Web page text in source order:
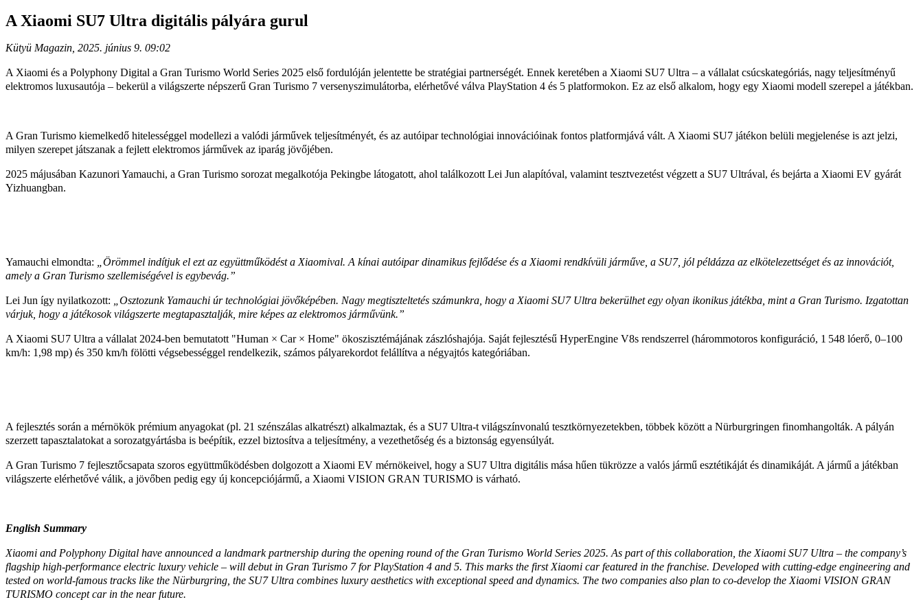
A Xiaomi SU7 Ultra digitális pályára gurul
Kütyü Magazin, 2025. június 9. 09:02
A Xiaomi és a Polyphony Digital a Gran Turismo World Series 2025 első fordulóján jelentette be stratégiai partnerségét. Ennek keretében a Xiaomi SU7 Ultra – a vállalat csúcskategóriás, nagy teljesítményű
elektromos luxusautója – bekerül a világszerte népszerű Gran Turismo 7 versenyszimulátorba, elérhetővé válva PlayStation 4 és 5 platformokon. Ez az első alkalom, hogy egy Xiaomi modell szerepel a játékban.
A Gran Turismo kiemelkedő hitelességgel modellezi a valódi járművek teljesítményét, és az autóipar technológiai innovációinak fontos platformjává vált. A Xiaomi SU7 játékon belüli megjelenése is azt jelzi,
milyen szerepet játszanak a fejlett elektromos járművek az iparág jövőjében.
2025 májusában Kazunori Yamauchi, a Gran Turismo sorozat megalkotója Pekingbe látogatott, ahol találkozott Lei Jun alapítóval, valamint tesztvezetést végzett a SU7 Ultrával, és bejárta a Xiaomi EV gyárát
Yizhuangban.
Yamauchi elmondta:
„Örömmel indítjuk el ezt az együttműködést a Xiaomival. A kínai autóipar dinamikus fejlődése és a Xiaomi rendkívüli járműve, a SU7, jól példázza az elkötelezettséget és az innovációt,
amely a Gran Turismo szellemiségével is egybevág.”
Lei Jun így nyilatkozott:
„Osztozunk Yamauchi úr technológiai jövőképében. Nagy megtiszteltetés számunkra, hogy a Xiaomi SU7 Ultra bekerülhet egy olyan ikonikus játékba, mint a Gran Turismo. Izgatottan
várjuk, hogy a játékosok világszerte megtapasztalják, mire képes az elektromos járművünk.”
A Xiaomi SU7 Ultra a vállalat 2024-ben bemutatott "Human × Car × Home" ökoszisztémájának zászlóshajója. Saját fejlesztésű HyperEngine V8s rendszerrel (hárommotoros konfiguráció, 1 548 lóerő, 0–100
km/h: 1,98 mp) és 350 km/h fölötti végsebességgel rendelkezik, számos pályarekordot felállítva a négyajtós kategóriában.
A fejlesztés során a mérnökök prémium anyagokat (pl. 21 szénszálas alkatrészt) alkalmaztak, és a SU7 Ultra-t világszínvonalú tesztkörnyezetekben, többek között a Nürburgringen finomhangolták. A pályán
szerzett tapasztalatokat a sorozatgyártásba is beépítik, ezzel biztosítva a teljesítmény, a vezethetőség és a biztonság egyensúlyát.
A Gran Turismo 7 fejlesztőcsapata szoros együttműködésben dolgozott a Xiaomi EV mérnökeivel, hogy a SU7 Ultra digitális mása hűen tükrözze a valós jármű esztétikáját és dinamikáját. A jármű a játékban
világszerte elérhetővé válik, a jövőben pedig egy új koncepciójármű, a Xiaomi VISION GRAN TURISMO is várható.
English Summary
Xiaomi and Polyphony Digital have announced a landmark partnership during the opening round of the Gran Turismo World Series 2025. As part of this collaboration, the Xiaomi SU7 Ultra – the company’s
flagship high-performance electric luxury vehicle – will debut in Gran Turismo 7 for PlayStation 4 and 5. This marks the first Xiaomi car featured in the franchise. Developed with cutting-edge engineering and
tested on world-famous tracks like the Nürburgring, the SU7 Ultra combines luxury aesthetics with exceptional speed and dynamics. The two companies also plan to co-develop the Xiaomi VISION GRAN
TURISMO concept car in the near future.